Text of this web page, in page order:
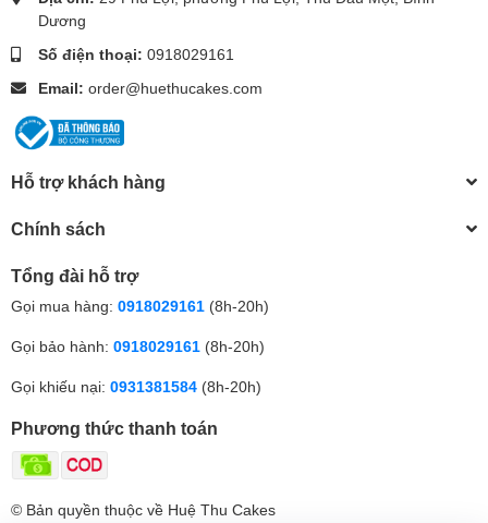
Dương
Số điện thoại: 0918029161
Email: order@huethucakes.com
Hỗ trợ khách hàng
Chính sách
Tổng đài hỗ trợ
Gọi mua hàng: 0918029161 (8h-20h)
Gọi bảo hành: 0918029161 (8h-20h)
Gọi khiếu nại: 0931381584 (8h-20h)
Phương thức thanh toán
© Bản quyền thuộc về Huệ Thu Cakes